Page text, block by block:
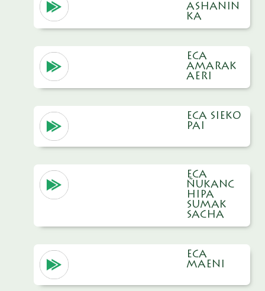
ASHANIN
KA
ECA
AMARAK
AERI
ECA SIEKO
PAI
ECA
ÑUKANC
HIPA
SUMAK
SACHA
ECA
MAENI